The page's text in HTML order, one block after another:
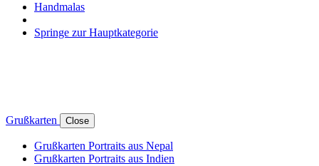
Handmalas
Springe zur Hauptkategorie
Grußkarten Close
Grußkarten Portraits aus Nepal
Grußkarten Portraits aus Indien